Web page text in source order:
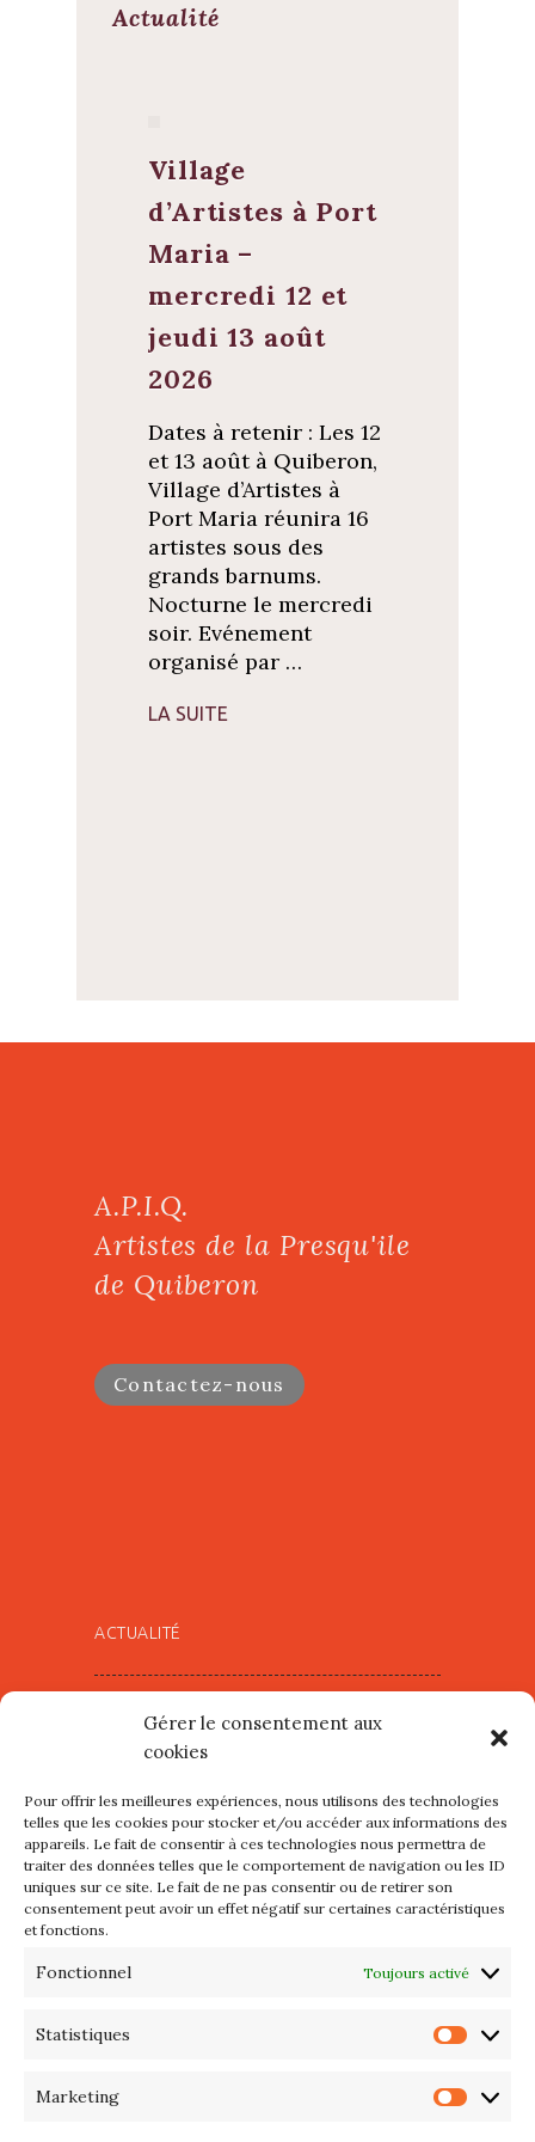
Gérer le consentement aux
cookies
Pour offrir les meilleures expériences, nous utilisons des technologies
telles que les cookies pour stocker et/ou accéder aux informations des
appareils. Le fait de consentir à ces technologies nous permettra de
traiter des données telles que le comportement de navigation ou les ID
uniques sur ce site. Le fait de ne pas consentir ou de retirer son
consentement peut avoir un effet négatif sur certaines caractéristiques
et fonctions.
Fonctionnel Toujours activé
Statistiques
Marketing
Actualité
Village
d’Artistes à Port
Maria –
mercredi 12 et
jeudi 13 août
2026
Dates à retenir : Les 12
et 13 août à Quiberon,
Village d’Artistes à
Port Maria réunira 16
artistes sous des
grands barnums.
Nocturne le mercredi
soir. Evénement
organisé par …
LA SUITE
A.P.I.Q.
Artistes de la Presqu'ile
de Quiberon
Contactez-nous
ACTUALITÉ
mercredi 12 et jeudi 13 août
2026
Les petits formats du Port
d’Orange : Mercredi 22 juillet de
10h à 20h
2026 – Maison du Phare de